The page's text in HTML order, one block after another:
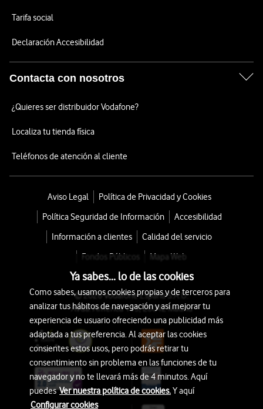
Tarifa social
Declaración Accesibilidad
Contacta con nosotros
¿Quieres ser distribuidor Vodafone?
Localiza tu tienda física
Teléfonos de atención al cliente
Aviso Legal
Política de Privacidad y Cookies
Política Seguridad de Información
Accesibilidad
Información a clientes
Calidad del servicio
Fondos Públicos
Mapa Web
© 2026 Vodafone España S.A.U.
Avda. América 115, 28042 Madrid
Ya sabes... lo de las cookies
Como sabes, usamos cookies propias y de terceros para
analizar tus hábitos de navegación y así mejorar tu
experiencia de usuario ofreciendo una publicidad más
adaptada a tus preferencia. Al aceptar las cookies
consientes estos usos, pero podrás retirar tu
consentimiento sin problema en las funciones de tu
navegador y no te llevará más de 4 minutos. Aquí
puedesVer nuestra política de cookies.Y aquí
Configurar cookies